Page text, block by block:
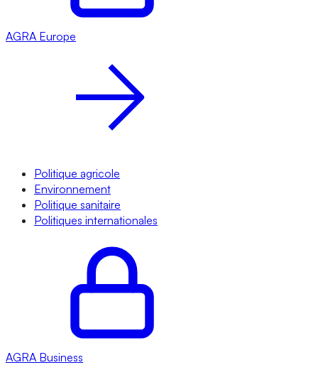
AGRA Europe
Politique agricole
Environnement
Politique sanitaire
Politiques internationales
AGRA Business